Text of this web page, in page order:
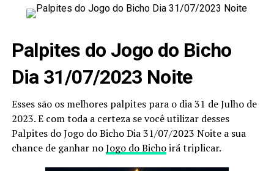
Palpites do Jogo do Bicho
Dia 31/07/2023 Noite
Esses são os melhores palpites para o dia 31 de Julho de
2023. E com toda a certeza se você utilizar desses
Palpites do Jogo do Bicho Dia 31/07/2023 Noite a sua
chance de ganhar noJogo do Bichoirá triplicar.